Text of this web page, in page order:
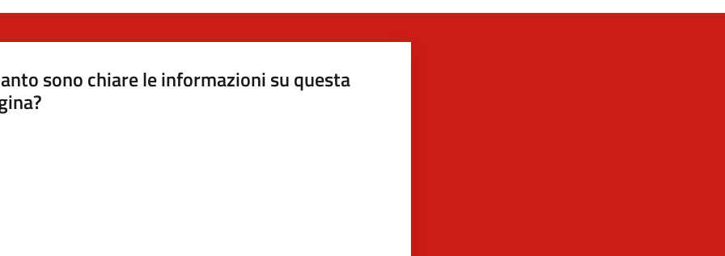
sono chiare le informazioni su questa